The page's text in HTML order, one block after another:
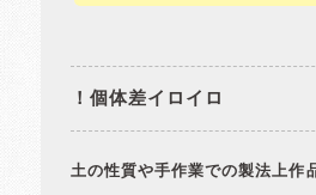
！個体差イロイロ
土の性質や手作業での製法上作